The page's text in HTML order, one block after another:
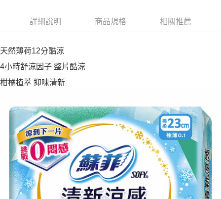
詳細說明 商品規格 相關推薦
天然薄荷12分酷涼
4小時舒涼因子 整片酷涼
柑橘植萃 抑味清新